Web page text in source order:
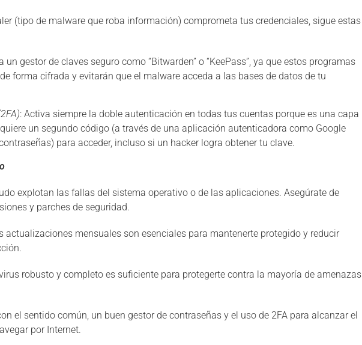
(tipo de malware que roba información) comprometa tus credenciales, sigue estas
un gestor de claves seguro como “Bitwarden” o “KeePass”, ya que estos programas
forma cifrada y evitarán que el malware acceda a las bases de datos de tu
: Activa siempre la doble autenticación en todas tus cuentas porque es una capa
un segundo código (a través de una aplicación autenticadora como Google
para acceder, incluso si un hacker logra obtener tu clave.
explotan las fallas del sistema operativo o de las aplicaciones. Asegúrate de
y parches de seguridad.
actualizaciones mensuales son esenciales para mantenerte protegido y reducir
robusto y completo es suficiente para protegerte contra la mayoría de amenazas
el sentido común, un buen gestor de contraseñas y el uso de 2FA para alcanzar el
por Internet.